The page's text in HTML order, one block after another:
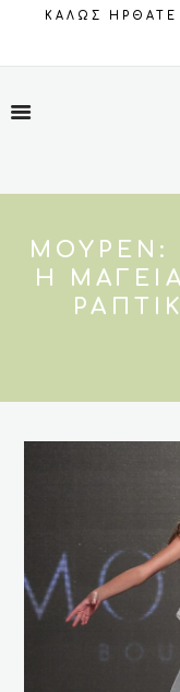
ΚΑΛΩΣ
ΜΟΥΡΕΝ:
Η